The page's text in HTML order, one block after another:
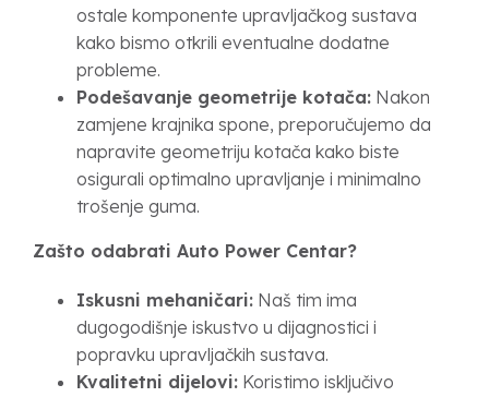
ostale komponente upravljačkog sustava
kako bismo otkrili eventualne dodatne
probleme.
Podešavanje geometrije kotača: Nakon
zamjene krajnika spone, preporučujemo da
napravite geometriju kotača kako biste
osigurali optimalno upravljanje i minimalno
trošenje guma.
Zašto odabrati Auto Power Centar?
Iskusni mehaničari: Naš tim ima
dugogodišnje iskustvo u dijagnostici i
popravku upravljačkih sustava.
Kvalitetni dijelovi: Koristimo isključivo